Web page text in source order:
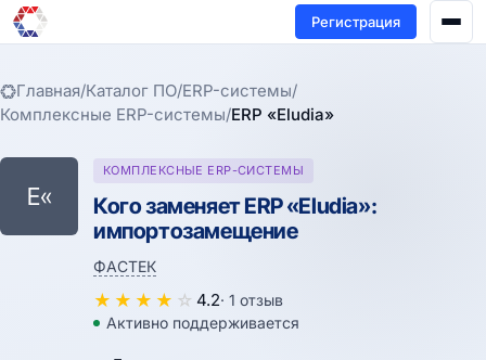
Регистрация
Главная/Каталог ПО/ERP-системы/
Комплексные ERP-системы/ERP «Eludia»
E«
КОМПЛЕКСНЫЕ ERP-СИСТЕМЫ
Кого заменяет ERP «Eludia»:
импортозамещение
ФАСТЕК
★ ★ ★ ★ ☆ 4.2· 1 отзыв
Активно поддерживается